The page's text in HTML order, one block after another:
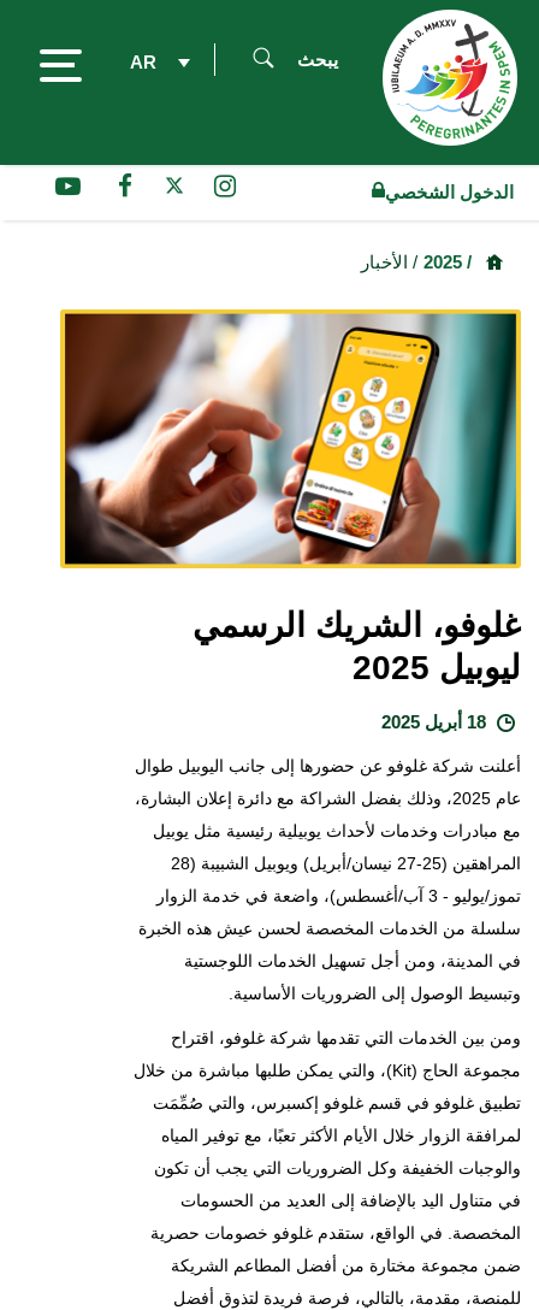
AR يبحث
الدخول الشخصي
/ الأخبار / 2025
غلوفو، الشريك الرسمي
ليوبيل 2025
أعلنت شركة غلوفو عن حضورها إلى جانب اليوبيل طوال
عام 2025، وذلك بفضل الشراكة مع دائرة إعلان البشارة،
مع مبادرات وخدمات لأحداث يوبيلية رئيسية مثل يوبيل
المراهقين (25-27 نيسان/أبريل) ويوبيل الشبيبة (28
تموز/يوليو - 3 آب/أغسطس)، واضعة في خدمة الزوار
سلسلة من الخدمات المخصصة لحسن عيش هذه الخبرة
في المدينة، ومن أجل تسهيل الخدمات اللوجستية
وتبسيط الوصول إلى الضروريات الأساسية.
ومن بين الخدمات التي تقدمها شركة غلوفو، اقتراح
مجموعة الحاج (Kit)، والتي يمكن طلبها مباشرة من خلال
تطبيق غلوفو في قسم غلوفو إكسبرس، والتي صُمِّمَت
لمرافقة الزوار خلال الأيام الأكثر تعبًا، مع توفير المياه
والوجبات الخفيفة وكل الضروريات التي يجب أن تكون
في متناول اليد بالإضافة إلى العديد من الحسومات
المخصصة. في الواقع، ستقدم غلوفو خصومات حصرية
ضمن مجموعة مختارة من أفضل المطاعم الشريكة
للمنصة، مقدمة، بالتالي، فرصة فريدة لتذوق أفضل